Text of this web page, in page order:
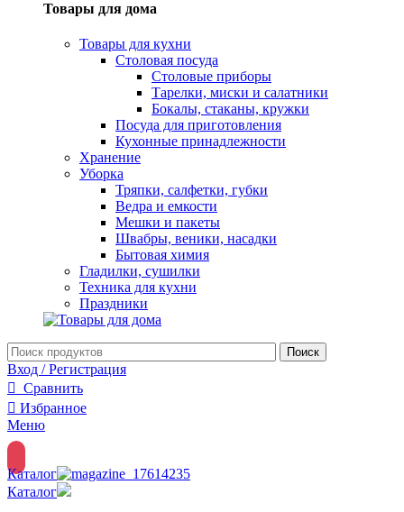
Товары для дома
Товары для кухни
Столовая посуда
Столовые приборы
Тарелки, миски и салатники
Бокалы, стаканы, кружки
Посуда для приготовления
Кухонные принадлежности
Хранение
Уборка
Тряпки, салфетки, губки
Ведра и емкости
Мешки и пакеты
Швабры, веники, насадки
Бытовая химия
Гладилки, сушилки
Техника для кухни
Праздники
Поиск
Вход / Регистрация
Сравнить
Избранное
Меню
Каталог
Каталог